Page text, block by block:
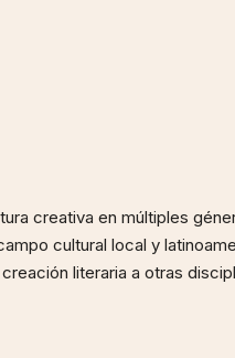
creativa en múltiples
cultural local y
literaria a otras